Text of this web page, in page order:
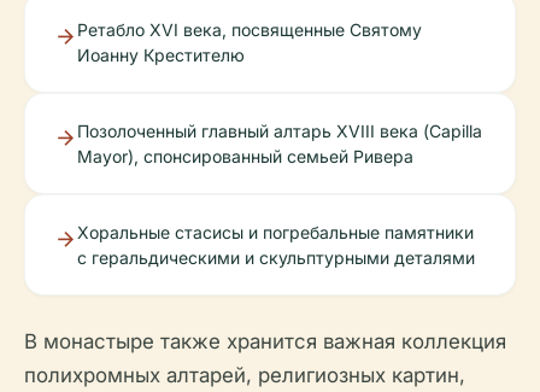
Ретабло XVI века, посвященные Святому
Иоанну Крестителю
Позолоченный главный алтарь XVIII века (Capilla
Mayor), спонсированный семьей Ривера
Хоральные стасисы и погребальные памятники
с геральдическими и скульптурными деталями
В монастыре также хранится важная коллекция
полихромных алтарей, религиозных картин,